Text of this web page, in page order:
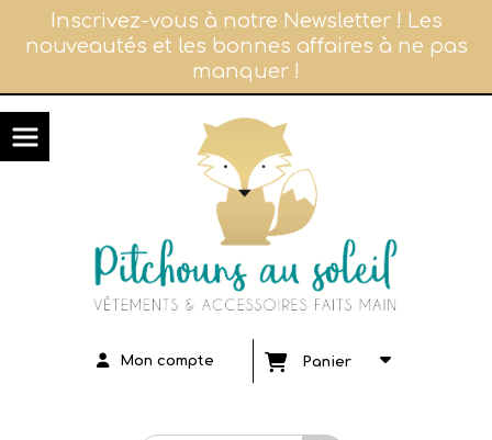
Inscrivez-vous à notre Newsletter ! Les
nouveautés et les bonnes affaires à ne pas
manquer !
Mon compte Panier
Panneau de gestion des cookies